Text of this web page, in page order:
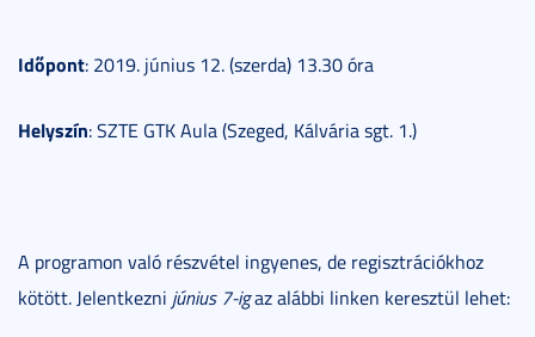
Időpont: 2019. június 12. (szerda) 13.30 óra
Helyszín: SZTE GTK Aula (Szeged, Kálvária sgt. 1.)
A programon való részvétel ingyenes, de regisztrációkhoz
kötött. Jelentkezni június 7-igaz alábbi linken keresztül lehet: